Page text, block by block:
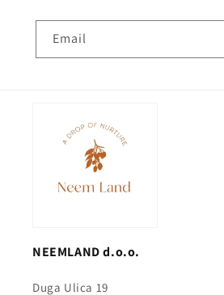
Email
NEEMLAND d.o.o.
Duga Ulica 19